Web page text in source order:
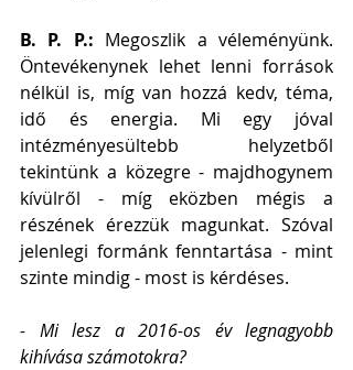
B. P. P.: Megoszlik a véleményünk.
Öntevékenynek lehet lenni források
nélkül is, míg van hozzá kedv, téma,
idő és energia. Mi egy jóval
intézményesültebb helyzetből
tekintünk a közegre - majdhogynem
kívülről - míg eközben mégis a
részének érezzük magunkat. Szóval
jelenlegi formánk fenntartása - mint
szinte mindig - most is kérdéses.
- Mi lesz a 2016-os év legnagyobb
kihívása számotokra?